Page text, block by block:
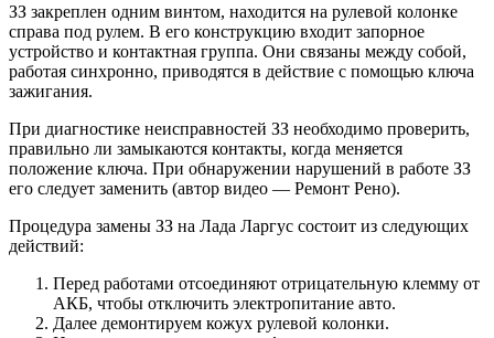
ЗЗ закреплен одним винтом, находится на рулевой колонке
справа под рулем. В его конструкцию входит запорное
устройство и контактная группа. Они связаны между собой,
работая синхронно, приводятся в действие с помощью ключа
зажигания.
При диагностике неисправностей ЗЗ необходимо проверить,
правильно ли замыкаются контакты, когда меняется
положение ключа. При обнаружении нарушений в работе ЗЗ
его следует заменить (автор видео — Ремонт Рено).
Процедура замены ЗЗ на Лада Ларгус состоит из следующих
действий:
Перед работами отсоединяют отрицательную клемму от
АКБ, чтобы отключить электропитание авто.
Далее демонтируем кожух рулевой колонки.